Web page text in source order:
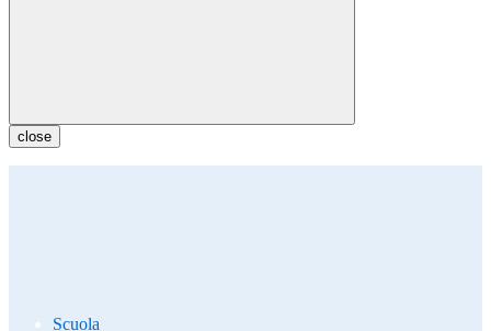
close
Scuola